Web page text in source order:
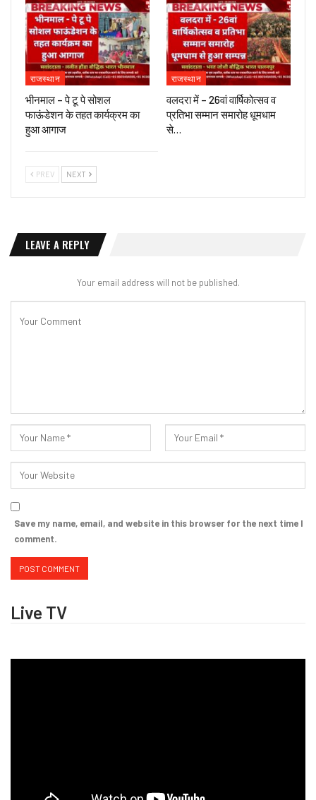
राजस्थान
भीनमाल – पे टू पे सोशल
फाऊंडेशन के तहत कार्यक्रम का
हुआ आगाज
राजस्थान
वलदरा में – 26वां वार्षिकोत्सव व
प्रतिभा सम्मान समारोह धूमधाम
से…
PREV NEXT
LEAVE A REPLY
Your email address will not be published.
Save my name, email, and website in this browser for the next time I
comment.
Live TV